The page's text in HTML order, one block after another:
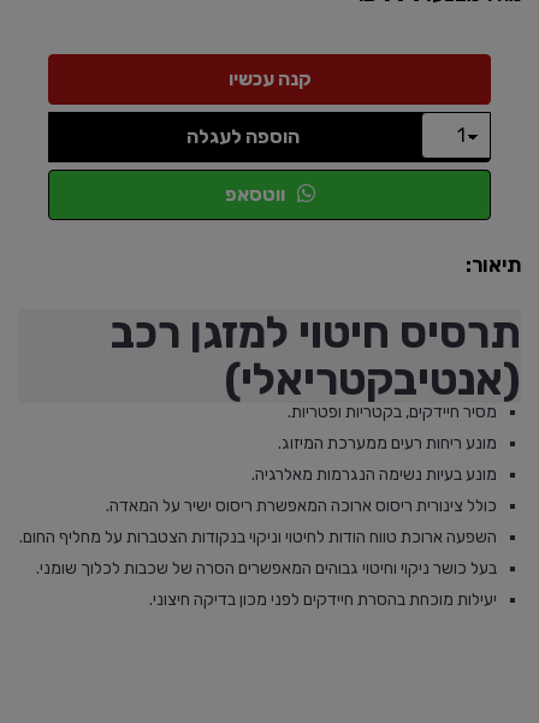
הוספה לעגלה
ווטסאפ
תיאור:
תרסיס חיטוי למזגן רכב
(אנטיבקטריאלי)
מסיר חיידקים, בקטריות ופטריות.
מונע ריחות רעים ממערכת המיזוג.
מונע בעיות נשימה הנגרמות מאלרגיה.
כולל צינורית ריסוס ארוכה המאפשרת ריסוס ישיר על המאדה.
השפעה ארוכת טווח הודות לחיטוי וניקוי בנקודות הצטברות על מחליף החום.
בעל כושר ניקוי וחיטוי גבוהים המאפשרים הסרה של שכבות לכלוך שומני.
יעילות מוכחת בהסרת חיידקים לפני מכון בדיקה חיצוני.